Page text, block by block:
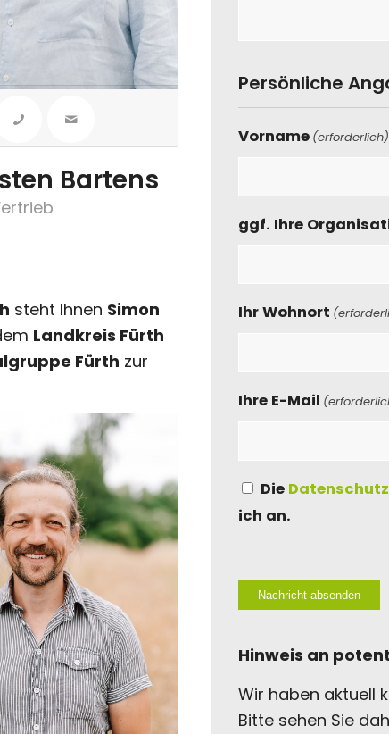
Bartens
steht Ihnen Simon
Landkreis Fürth
Fürth zur
Persönliche
Vorname (erforderlich)
ggf. Ihre
Ihr Wohnort
Ihre E-Mail
Datenschutz
Die
ich an.
Hinweis an
Wir haben aktuell
Bitte sehen Sie